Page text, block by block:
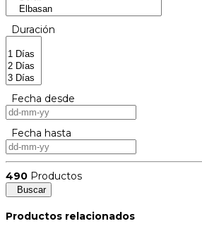
Duración
Fecha desde
Fecha hasta
490 Productos
Buscar
Productos relacionados